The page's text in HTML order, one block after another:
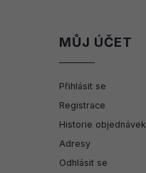
MŮJ ÚČET
Přihlásit se
Registrace
Historie objednávek
Adresy
Odhlásit se